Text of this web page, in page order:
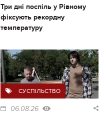
Три дні поспіль у Рівному
фіксують рекордну
температуру
СУСПІЛЬСТВО
06.08.26